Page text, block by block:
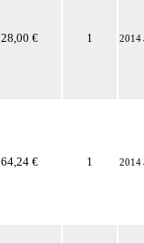
28,00 € 1 2014
64,24 € 1 2014